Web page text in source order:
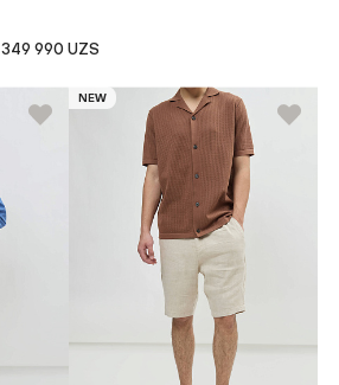
349 990 UZS
NEW